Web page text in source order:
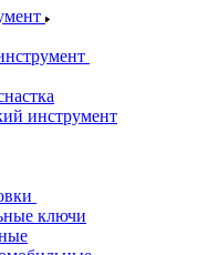
инструмент
ключи